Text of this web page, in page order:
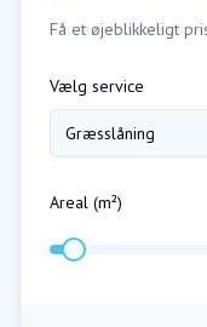
Få et øjeblikkeligt
Vælg service
Græsslåning
Areal (m²)